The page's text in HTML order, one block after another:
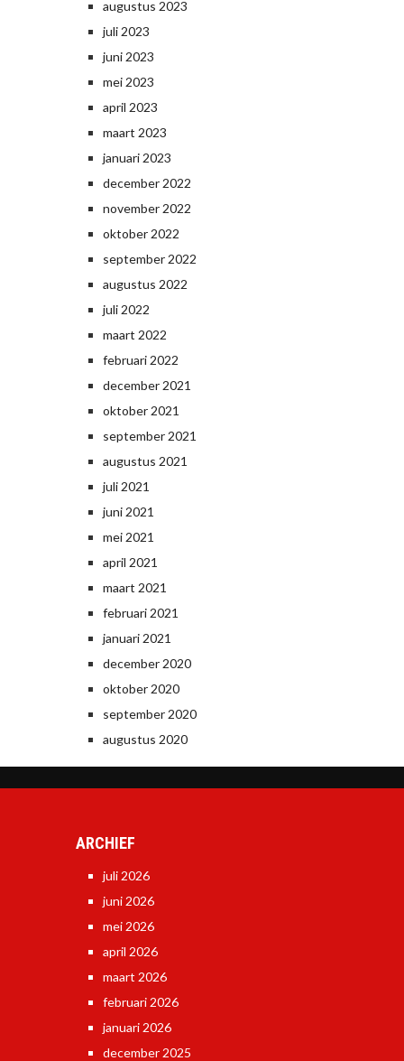
augustus 2023
juli 2023
juni 2023
mei 2023
april 2023
maart 2023
januari 2023
december 2022
november 2022
oktober 2022
september 2022
augustus 2022
juli 2022
maart 2022
februari 2022
december 2021
oktober 2021
september 2021
augustus 2021
juli 2021
juni 2021
mei 2021
april 2021
maart 2021
februari 2021
januari 2021
december 2020
oktober 2020
september 2020
augustus 2020
ARCHIEF
juli 2026
juni 2026
mei 2026
april 2026
maart 2026
februari 2026
januari 2026
december 2025